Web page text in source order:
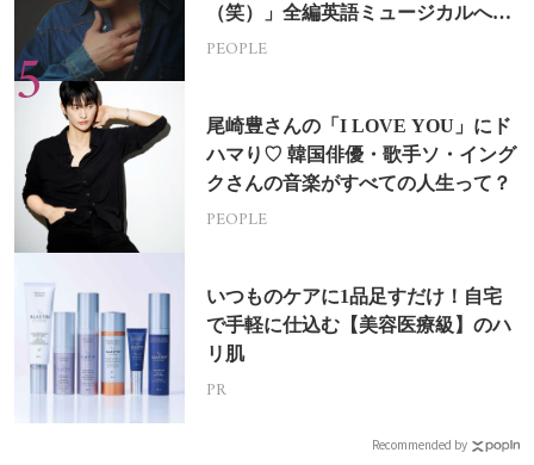
（笑）」全編英語ミュージカルへの
挑戦
PEOPLE
尾崎豊さんの「I LOVE YOU」にド
ハマり♡ 韓国俳優・歌手ソ・イング
クさんの音楽がすべての人生って？
PEOPLE
いつものケアに1品足すだけ！自宅
で手軽に仕込む【美容医療級】のハ
リ肌
PR
Recommended by